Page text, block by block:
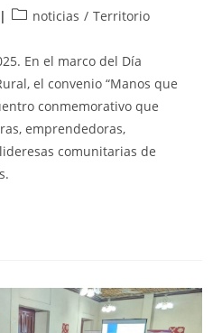
noticias / Territorio
En el marco del Día
el convenio “Manos que
conmemorativo que
emprendedoras,
comunitarias de